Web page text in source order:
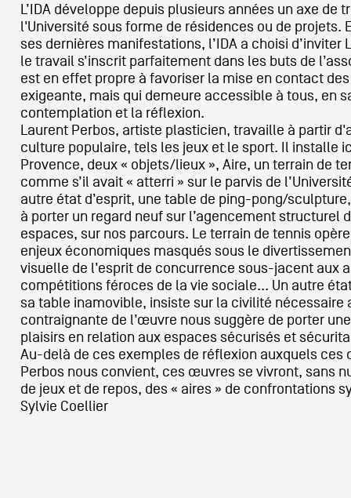
L’IDA développe depuis plusieurs années un axe
l'Université sous forme de résidences ou de projets.
ses dernières manifestations, l’IDA a choisi
le travail s’inscrit parfaitement dans les buts de
est en effet propre à favoriser la mise en contact
exigeante, mais qui demeure accessible à tous, en
contemplation et la réflexion.
Laurent Perbos, artiste plasticien, travaille à partir
culture populaire, tels les jeux et le sport. Il installe
Provence, deux « objets/lieux », Aire, un terrain de
comme s’il avait « atterri » sur le parvis de
autre état d’esprit, une table de ping-pong/
à porter un regard neuf sur l’agencement structurel
espaces, sur nos parcours. Le terrain de tennis
enjeux économiques masqués sous le
visuelle de l’esprit de concurrence sous-jacent aux
compétitions féroces de la vie sociale... Un autre
sa table inamovible, insiste sur la civilité nécessaire
contraignante de l’œuvre nous suggère de porter
plaisirs en relation aux espaces sécurisés et
Au-delà de ces exemples de réflexion auxquels
Perbos nous convient, ces œuvres se vivront, sans
de jeux et de repos, des « aires » de confrontations
Sylvie Coellier